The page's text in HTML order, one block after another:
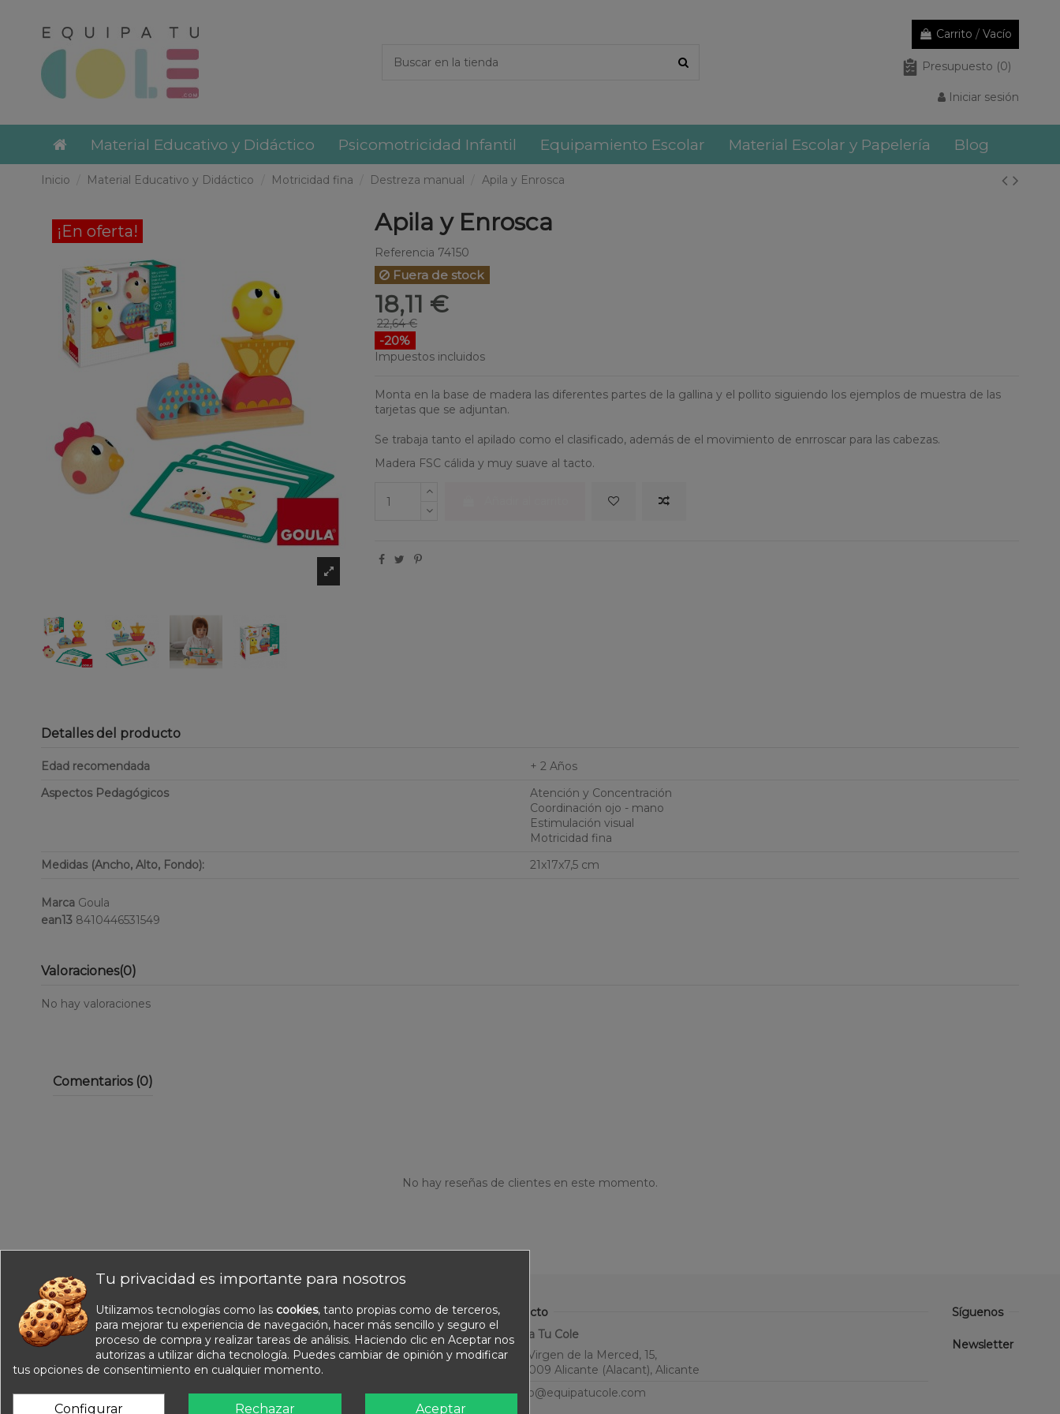
Carrito / Vacío
Presupuesto (0)
Iniciar sesión
Material Educativo y Didáctico Psicomotricidad Infantil Equipamiento Escolar Material Escolar y Papelería Blog
Inicio Material Educativo y Didáctico Motricidad fina Destreza manual Apila y Enrosca
¡En oferta! Apila y Enrosca
Referencia 74150
Fuera de stock
18,11 €
22,64 €
-20%
Impuestos incluidos
Monta en la base de madera las diferentes partes de la gallina y el pollito siguiendo los ejemplos de muestra de las
tarjetas que se adjuntan.
Se trabaja tanto el apilado como el clasificado, además de el movimiento de enrroscar para las cabezas.
Madera FSC cálida y muy suave al tacto.
Detalles del producto
Edad recomendada
+ 2 Años
Aspectos Pedagógicos
Atención y Concentración
Coordinación ojo - mano
Estimulación visual
Motricidad fina
Medidas (Ancho, Alto, Fondo):
21x17x7,5 cm
Marca Goula
ean13 8410446531549
Valoraciones(0)
No hay valoraciones
Comentarios (0)
No hay reseñas de clientes en este momento.
Información
Nuestros catálogos
Contacte con nosotros
Sobre nosotros
Condiciones de venta
Contacto
Equipa Tu Cole
C. Virgen de la Merced, 15,
03009 Alicante (Alacant), Alicante
info@equipatucole.com
Síguenos
Newsletter
Tu privacidad es importante para nosotros
Utilizamos tecnologías como las cookies, tanto propias como de terceros,
para mejorar tu experiencia de navegación, hacer más sencillo y seguro el
proceso de compra y realizar tareas de análisis. Haciendo clic en Aceptar nos
autorizas a utilizar dicha tecnología. Puedes cambiar de opinión y modificar
tus opciones de consentimiento en cualquier momento.
Configurar Rechazar Aceptar